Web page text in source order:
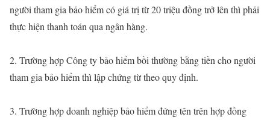
người tham gia bảo hiểm có giá trị từ 20 triệu đồng trở lên thì phải
thực hiện thanh toán qua ngân hàng.
2. Trường hợp Công ty bảo hiểm bồi thường bằng tiền cho người
tham gia bảo hiểm thì lập chứng từ theo quy định.
3. Trường hợp doanh nghiệp bảo hiểm đứng tên trên hợp đồng